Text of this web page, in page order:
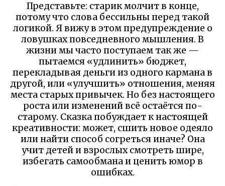
Представьте: старик молчит в конце,
потому что слова бессильны перед такой
логикой. Я вижу в этом предупреждение о
ловушках повседневного мышления. В
жизни мы часто поступаем так же —
пытаемся «удлинить» бюджет,
перекладывая деньги из одного кармана в
другой, или «улучшить» отношения, меняя
места старых привычек. Но без настоящего
роста или изменений всё остаётся по-
старому. Сказка побуждает к настоящей
креативности: может, сшить новое одеяло
или найти способ согреться иначе? Она
учит детей и взрослых смотреть шире,
избегать самообмана и ценить юмор в
ошибках.